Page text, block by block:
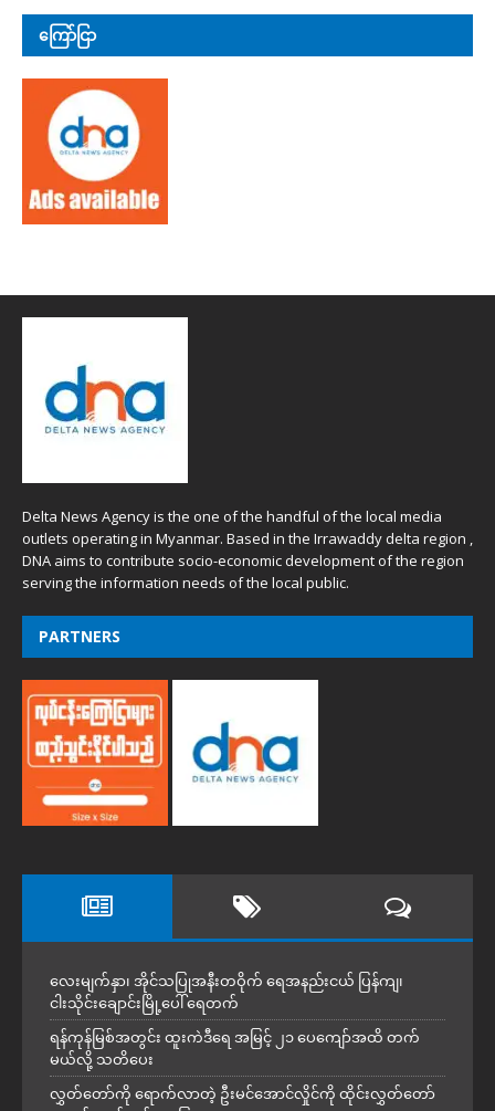
ကြော်ငြာ
Delta News Agency is the one of the handful of the local media
outlets operating in Myanmar. Based in the Irrawaddy delta region ,
DNA aims to contribute socio-economic development of the region
serving the information needs of the local public.
PARTNERS
လေးမျက်နှာ၊ အိုင်သပြုအနီးတဝိုက် ရေအနည်းငယ် ပြန်ကျ၊
ငါးသိုင်းချောင်းမြို့ပေါ် ရေတက်
ရန်ကုန်မြစ်အတွင်း ထူးကဲဒီရေ အ​မြင့် ၂၁ ပေကျော်အထိ တက်
မယ်လို့ သတိပေး
လွှတ်တော်ကို ရောက်လာတဲ့ ဦးမင်အောင်လှိုင်ကို ထိုင်းလွှတ်တော်